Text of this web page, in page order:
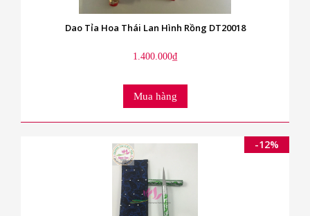
Dao Tỉa Hoa Thái Lan Hình Rồng DT20018
1.400.000₫
Mua hàng
-12%